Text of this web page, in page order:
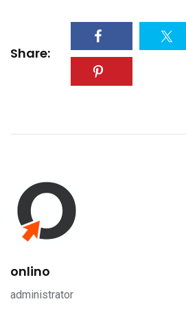
Share:
onlino
administrator